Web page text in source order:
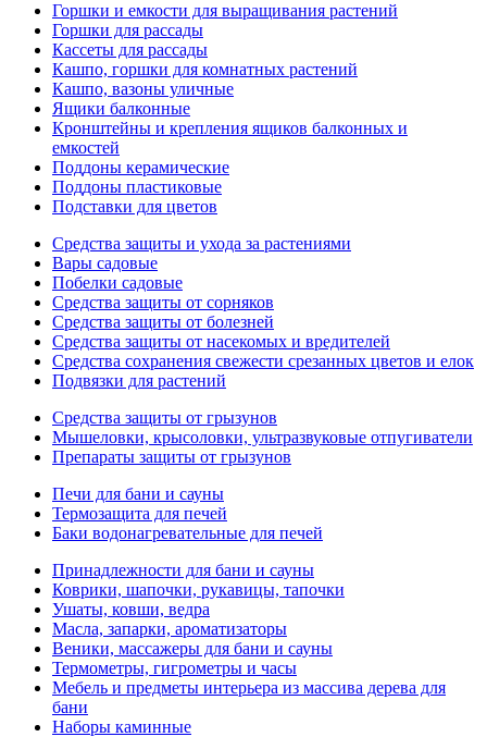
Горшки и емкости для выращивания растений
Горшки для рассады
Кассеты для рассады
Кашпо, горшки для комнатных растений
Кашпо, вазоны уличные
Ящики балконные
Кронштейны и крепления ящиков балконных и
емкостей
Поддоны керамические
Поддоны пластиковые
Подставки для цветов
Средства защиты и ухода за растениями
Вары садовые
Побелки садовые
Средства защиты от сорняков
Средства защиты от болезней
Средства защиты от насекомых и вредителей
Средства сохранения свежести срезанных цветов и елок
Подвязки для растений
Средства защиты от грызунов
Мышеловки, крысоловки, ультразвуковые отпугиватели
Препараты защиты от грызунов
Печи для бани и сауны
Термозащита для печей
Баки водонагревательные для печей
Принадлежности для бани и сауны
Коврики, шапочки, рукавицы, тапочки
Ушаты, ковши, ведра
Масла, запарки, ароматизаторы
Веники, массажеры для бани и сауны
Термометры, гигрометры и часы
Мебель и предметы интерьера из массива дерева для
бани
Наборы каминные